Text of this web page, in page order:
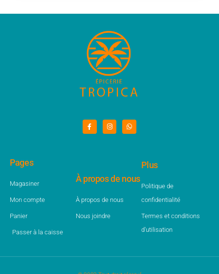
Pages
Magasiner
Mon compte
Panier
Passer à la caisse
À propos de nous
À propos de nous
Nous joindre
Plus
Politique de
confidentialité
Termes et conditions
d'utilisation